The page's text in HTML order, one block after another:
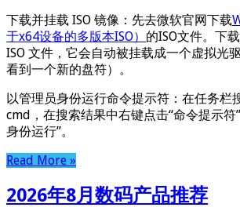
下载并挂载 ISO 镜像：先去微软官网下载
于x64设备的多版本ISO） 的ISO文件。下
ISO 文件，它会自动被挂载成一个虚拟光
看到一个新的盘符）。
以管理员身份运行命令提示符：在任务栏
cmd，在搜索结果中右键点击“命令提示符
身份运行”。
Read More »
2026年8月数码产品推荐